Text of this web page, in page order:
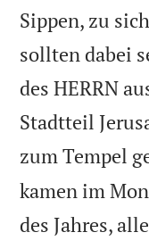
Sippen, zu
sollten dabei
des HERRN
Stadtteil
zum Tempel
kamen im
des Jahres,